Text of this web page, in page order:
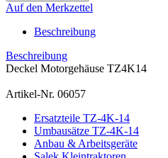
Auf den Merkzettel
Beschreibung
Beschreibung
Deckel Motorgehäuse TZ4K14
Artikel-Nr. 06057
Ersatzteile TZ-4K-14
Umbausätze TZ-4K-14
Anbau & Arbeitsgeräte